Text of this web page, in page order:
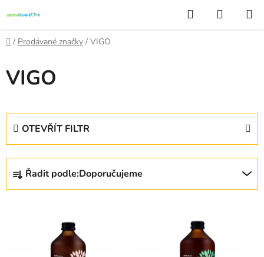
na
obsah
Hledat
KOŠÍK
Domů
/ Prodávané značky / VIGO
VIGO
OTEVŘÍT FILTR
Ř
z
Řadit podle:Doporučujeme